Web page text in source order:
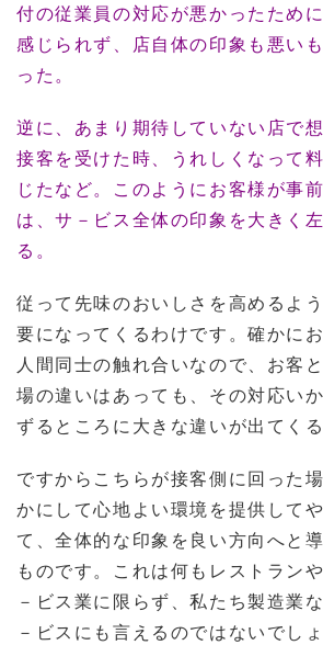
付の従業員の対応が悪かったため
感じられず、店自体の印象も悪い
った。
逆に、あまり期待していない店で
接客を受けた時、うれしくなって
じたなど。このようにお客様が事
は、サ－ビス全体の印象を大きく
る。
従って先味のおいしさを高めるよ
要になってくるわけです。確かに
人間同士の触れ合いなので、お客
場の違いはあっても、その対応い
ずるところに大きな違いが出てくる
ですからこちらが接客側に回った
かにして心地よい環境を提供して
て、全体的な印象を良い方向へと
ものです。これは何もレストラン
－ビス業に限らず、私たち製造業
－ビスにも言えるのではないでしょ